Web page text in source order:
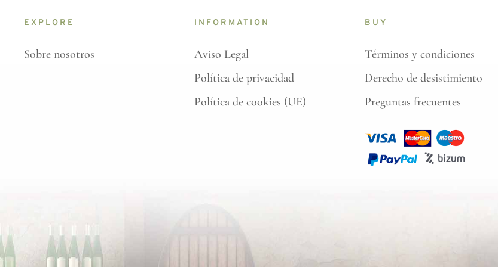
EXPLORE
Sobre nosotros
INFORMATION
Aviso Legal
Política de privacidad
Política de cookies (UE)
BUY
Términos y condiciones
Derecho de desistimiento
Preguntas frecuentes